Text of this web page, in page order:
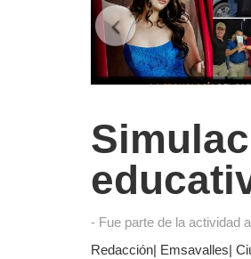
- Fue parte de la actividad
Redacción| Emsavalles|